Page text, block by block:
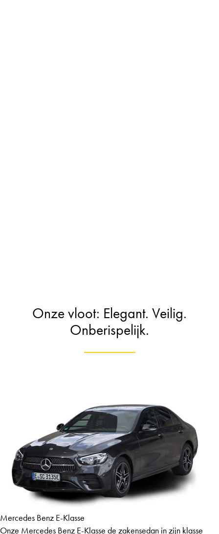
Onze vloot: Elegant. Veilig.
Onberispelijk.
Mercedes Benz E-Klasse
Onze Mercedes Benz E-Klasse de zakensedan in zijn klasse